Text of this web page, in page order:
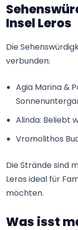
Insel Leros
Die
verbunden:
Agia Marina &
Alinda: Beliebt
Vromolithos
Die Strände sind
Leros ideal für
möchten.
Was isst